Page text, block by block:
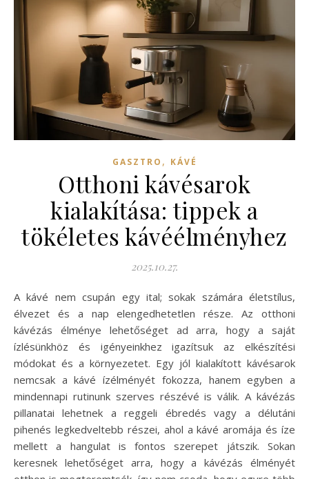
GASZTRO , KÁVÉ
Otthoni kávésarok
kialakítása: tippek a
tökéletes kávéélményhez
2025.10.27.
A kávé nem csupán egy ital; sokak számára életstílus,
élvezet és a nap elengedhetetlen része. Az otthoni
kávézás élménye lehetőséget ad arra, hogy a saját
ízlésünkhöz és igényeinkhez igazítsuk az elkészítési
módokat és a környezetet. Egy jól kialakított kávésarok
nemcsak a kávé ízélményét fokozza, hanem egyben a
mindennapi rutinunk szerves részévé is válik. A kávézás
pillanatai lehetnek a reggeli ébredés vagy a délutáni
pihenés legkedveltebb részei, ahol a kávé aromája és íze
mellett a hangulat is fontos szerepet játszik. Sokan
keresnek lehetőséget arra, hogy a kávézás élményét